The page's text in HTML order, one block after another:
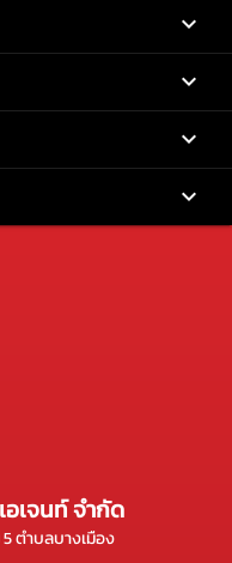
เจนท์ จำกัด
ตำบลบางเมือง